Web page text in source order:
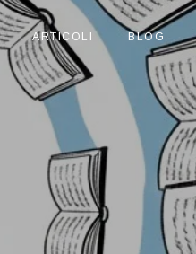
ARTICOLI BLOG